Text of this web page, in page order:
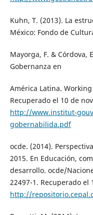
Kuhn, T. (2013). La
México: Fondo de
Mayorga, F. & Córdova,
Gobernanza en
América Latina.
Recuperado el 10 de
http://www.institut-
gobernabilida.pdf
ocde. (2014).
2015. En Educación,
desarrollo. ocde/
22497-1. Recuperado el
http://